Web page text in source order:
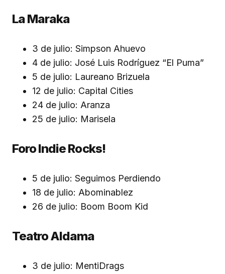
La Maraka
3 de julio: Simpson Ahuevo
4 de julio: José Luis Rodríguez “El Puma”
5 de julio: Laureano Brizuela
12 de julio: Capital Cities
24 de julio: Aranza
25 de julio: Marisela
Foro Indie Rocks!
5 de julio: Seguimos Perdiendo
18 de julio: Abominablez
26 de julio: Boom Boom Kid
Teatro Aldama
3 de julio: MentiDrags